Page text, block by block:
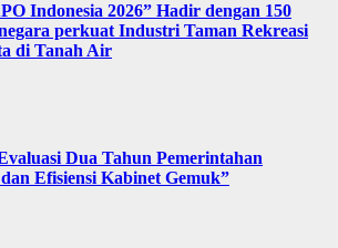
Indonesia 2026” Hadir dengan 150
perkuat Industri Taman Rekreasi
di Tanah Air
Dua Tahun Pemerintahan
Efisiensi Kabinet Gemuk”